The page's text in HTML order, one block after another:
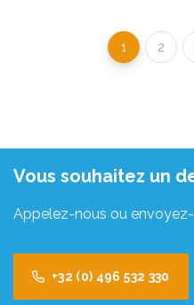
1 2
Vous souhaitez un
Appelez-nous ou
+32 (0) 496 532 330